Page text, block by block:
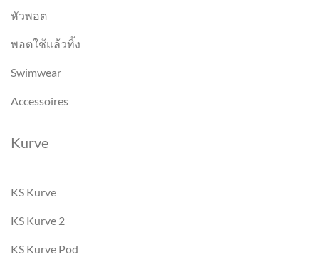
หัวพอต
พอตใช้แล้วทิ้ง
Swimwear
Accessoires
Kurve
KS Kurve
KS Kurve 2
KS Kurve Pod